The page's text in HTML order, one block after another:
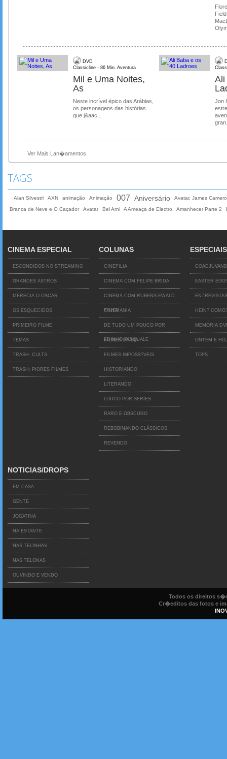
DVD
Classicline - 86 Min. Aventura
Mil e Uma Noites,
As
Neste incrível épico das Arábias,
os personagens das histórias
que j&aac...
Ali
Jon
Ver Mais Lan�amentos
TAGS
Alan Silvestri AXN animação Animação 007 Aniversário
Avatar, James
Branca de Neve e O Caçador
Avatar Bel Ami A Ameaça de Electro Amanhecer Parte 2
CINEMA ESPECIAL
ESCONDIDOS NO STREAMING
GRANDES ASTROS
MERECIA O OSCAR
OS ESQUECIDOS
PRIMEIRO FILME
TEMAS
TRASH: CULTS
TRASH: PIORES FILMES
COLUNAS
CINEFILIA
CINEMA COM FELIPE BRIDA
CINEMA COM RUBENS EWALD
FILHO
CINEMANIA
DE TUDO UM POUCO POR
EDINHO PASQUALE
FILMES DA BIA
FILMES IMPOSS?VEIS
HISTORIANDO
LITERANDO
LOUCO POR SERIES
RARO E OBSCURO
REBOBINANDO CLÁSSICOS
REVENDO
ESPECIAIS
EASTER
ENTREVISTAS
HEIN?
MEMÓRIA
ONTEM E
TOPS
NOTICIAS/DROPS
EM CASA
GENTE
JOGATINA
NA ESTANTE
NAS TELINHAS
NAS TELONAS
OUVINDO E VENDO
Todos os direitos
Cr�editos das fotos e